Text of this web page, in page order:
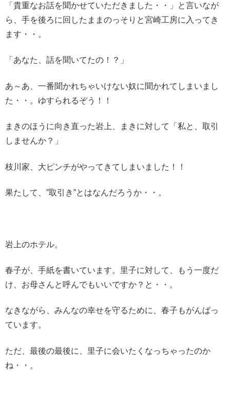
「貴重なお話を聞かせていただきました・・」と言いなが
ら、手を後ろに回したままのっそりと宮崎工房に入ってき
ます・・。
「あなた、話を聞いてたの！？」
あ～あ、一番聞かれちゃいけない奴に聞かれてしまいまし
た・・。ゆすられるぞう！！
まきのほうに向き直った岩上、まきに対して「私と、取引
しませんか？」
枝川家、大ピンチがやってきてしまいました！！
果たして、”取引き”とはなんだろうか・・。
岩上のホテル。
春子が、手紙を書いています。里子に対して、もう一度だ
け、お母さんと呼んでもいいですか？と・・。
なきながら、みんなの幸せを守るために、春子もがんばっ
ています。
ただ、最後の最後に、里子に会いたくなっちゃったのか
ね・・。